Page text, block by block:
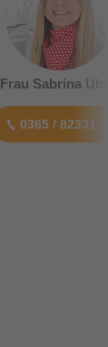
Frau Sabrina
0365 / 82331-